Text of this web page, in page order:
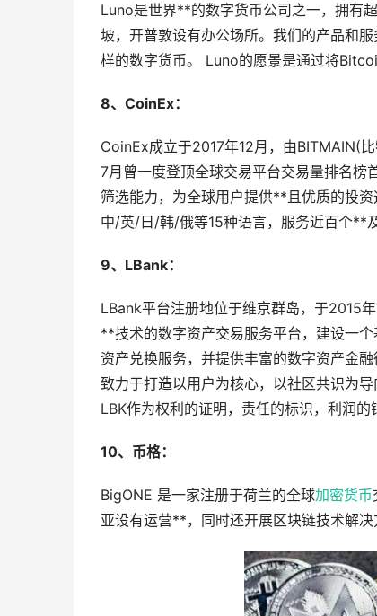
Luno是世界**的数字货币公司之一，拥有
坡，开普敦设有办公场所。我们的产品和
样的数字货币。 Luno的愿景是通过将
8、CoinEx：
CoinEx成立于2017年12月，由BITMAIN(
7月曾一度登顶全球交易平台交易量排名榜
筛选能力，为全球用户提供**且优质的投
中/英/日/韩/俄等15种语言，服务近百个**
9、LBank：
LBank平台注册地位于维京群岛，于2015
**技术的数字资产交易服务平台，建设一
资产兑换服务，并提供丰富的数字资产金
致力于打造以用户为核心，以社区共识为
LBK作为权利的证明，责任的标识，利润的
10、币格：
BigONE 是一家注册于荷兰的全球加密货币
亚设有运营**，同时还开展区块链技术解决